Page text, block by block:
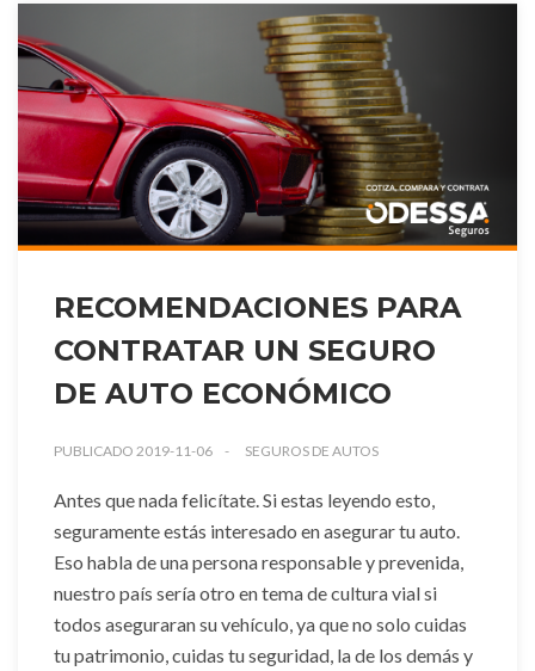
RECOMENDACIONES PARA
CONTRATAR UN SEGURO
DE AUTO ECONÓMICO
PUBLICADO 2019-11-06 SEGUROS DE AUTOS
Antes que nada felicítate. Si estas leyendo esto,
seguramente estás interesado en asegurar tu auto.
Eso habla de una persona responsable y prevenida,
nuestro país sería otro en tema de cultura vial si
todos aseguraran su vehículo, ya que no solo cuidas
tu patrimonio, cuidas tu seguridad, la de los demás y